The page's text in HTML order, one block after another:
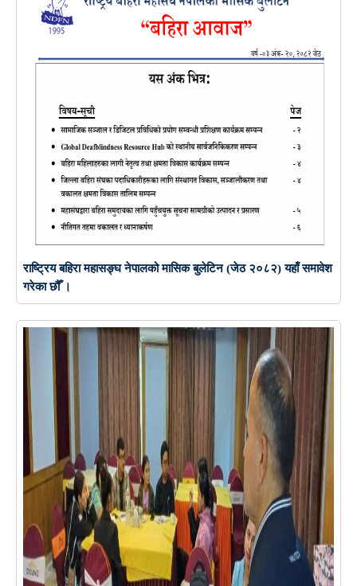
राष्ट्रिय बहिरा महासङ्घ नेपालको मासिक बुलेटिन (जेठ २०८२) यहाँ समावेश
गरेका छौँ ।